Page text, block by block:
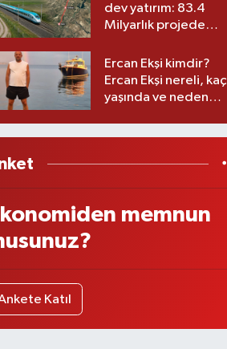
dev yatırım: 83.4
Milyarlık projede
Ercan Ekşi kimdir?
Ercan Ekşi nereli, kaç
yaşında ve neden
memnun
Katıl